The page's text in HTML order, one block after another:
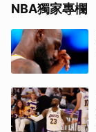
NBA獨家專欄